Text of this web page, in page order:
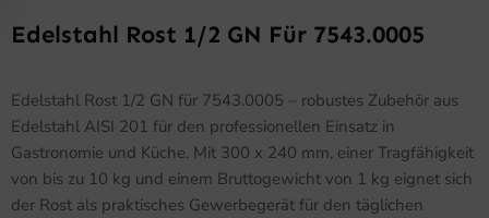
Edelstahl Rost 1/2 GN Für 7543.0005
Edelstahl Rost 1/2 GN für 7543.0005 – robustes Zubehör aus
Edelstahl AISI 201 für den professionellen Einsatz in
Gastronomie und Küche. Mit 300 x 240 mm, einer Tragfähigkeit
von bis zu 10 kg und einem Bruttogewicht von 1 kg eignet sich
der Rost als praktisches Gewerbegerät für den täglichen